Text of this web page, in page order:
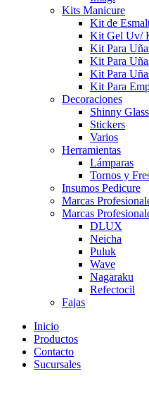
Kits Manicure
Kit de
Kit Gel Uv/
Kit Para
Kit Para
Kit Para
Kit Para
Decoraciones
Shinny Glass
Stickers
Varios
Herramientas
Lámparas
Tornos y
Insumos Pedicure
Marcas
Marcas
DLUX
Neicha
Puluk
Wave
Nagaraku
Refectocil
Fajas
Inicio
Productos
Contacto
Sucursales